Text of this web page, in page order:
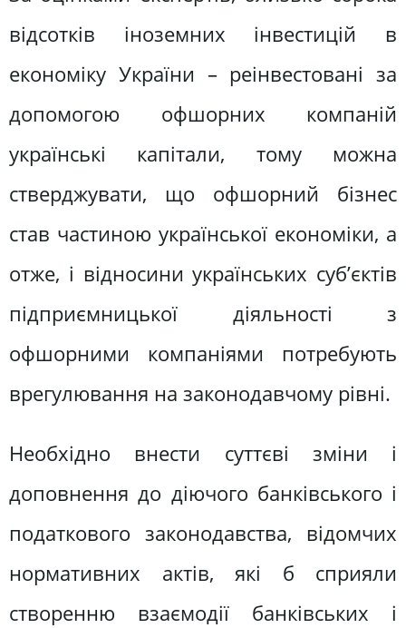
відсотків іноземних інвестицій в
економіку України – реінвестовані за
допомогою офшорних компаній
українські капітали, тому можна
стверджувати, що офшорний бізнес
став частиною української економіки, а
отже, і відносини українських суб’єктів
підприємницької діяльності з
офшорними компаніями потребують
врегулювання на законодавчому рівні.
Необхідно внести суттєві зміни і
доповнення до діючого банківського і
податкового законодавства, відомчих
нормативних актів, які б сприяли
створенню взаємодії банківських і